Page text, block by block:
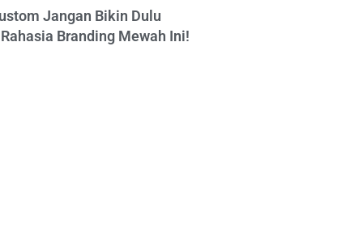
Jangan Bikin Dulu
Branding Mewah Ini!